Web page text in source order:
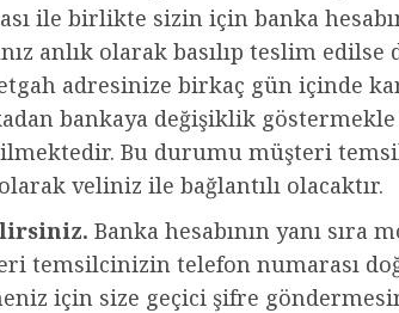
ile birlikte sizin için banka
anlık olarak basılıp teslim
adresinize birkaç gün içinde
bankaya değişiklik
Bu durumu müşteri
veliniz ile bağlantılı olacaktır.
Banka hesabının yanı sıra
temsilcinizin telefon numarası
için size geçici şifre